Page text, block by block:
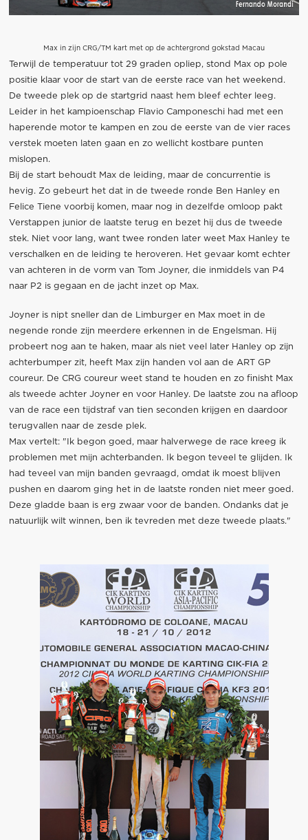
Max in zijn CRG/TM kart met op de achtergrond gokstad Macau
Terwijl de temperatuur tot 29 graden opliep, stond Max op pole
positie klaar voor de start van de eerste race van het weekend.
De tweede plek op de startgrid naast hem bleef echter leeg.
Leider in het kampioenschap Flavio Camponeschi had met een
haperende motor te kampen en zou de eerste van de vier races
verstek moeten laten gaan en zo wellicht kostbare punten
mislopen.
Bij de start behoudt Max de leiding, maar de concurrentie is
hevig. Zo gebeurt het dat in de tweede ronde Ben Hanley en
Felice Tiene voorbij komen, maar nog in dezelfde omloop pakt
Verstappen junior de laatste terug en bezet hij dus de tweede
stek. Niet voor lang, want twee ronden later weet Max Hanley te
verschalken en de leiding te heroveren. Het gevaar komt echter
van achteren in de vorm van Tom Joyner, die inmiddels van P4
naar P2 is gegaan en de jacht inzet op Max.
Joyner is nipt sneller dan de Limburger en Max moet in de
negende ronde zijn meerdere erkennen in de Engelsman. Hij
probeert nog aan te haken, maar als niet veel later Hanley op zijn
achterbumper zit, heeft Max zijn handen vol aan de ART GP
coureur. De CRG coureur weet stand te houden en zo finisht Max
als tweede achter Joyner en voor Hanley. De laatste zou na afloop
van de race een tijdstraf van tien seconden krijgen en daardoor
terugvallen naar de zesde plek.
Max vertelt: "Ik begon goed, maar halverwege de race kreeg ik
problemen met mijn achterbanden. Ik begon teveel te glijden. Ik
had teveel van mijn banden gevraagd, omdat ik moest blijven
pushen en daarom ging het in de laatste ronden niet meer goed.
Deze gladde baan is erg zwaar voor de banden. Ondanks dat je
natuurlijk wilt winnen, ben ik tevreden met deze tweede plaats."